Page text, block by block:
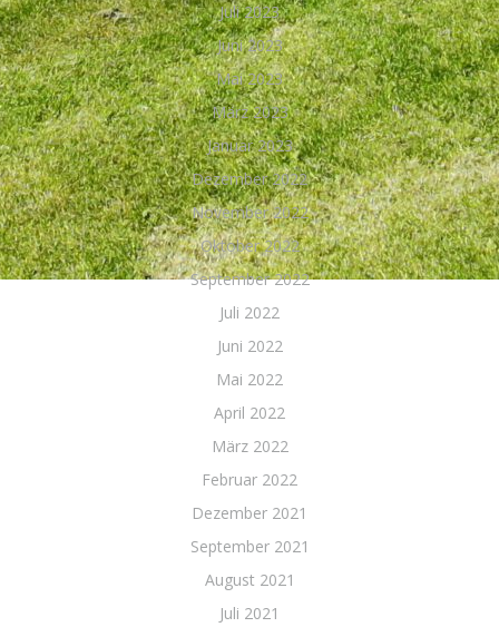
Juli 2023
Juni 2023
Mai 2023
März 2023
Januar 2023
Dezember 2022
November 2022
Oktober 2022
September 2022
Juli 2022
Juni 2022
Mai 2022
April 2022
März 2022
Februar 2022
Dezember 2021
September 2021
August 2021
Juli 2021